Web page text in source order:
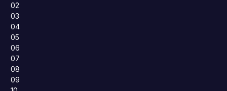
02
03
04
05
06
07
08
09